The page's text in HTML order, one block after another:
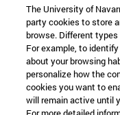
The University of
party cookies to store
browse. Different
For example, to
about your browsing
personalize how the
cookies you want to
will remain active until